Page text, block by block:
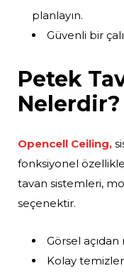
planlayın.
Güvenli bir
Petek
Nelerdir?
Opencell Ceiling,
fonksiyonel
tavan sistemleri,
seçenektir.
Görsel
Kolay